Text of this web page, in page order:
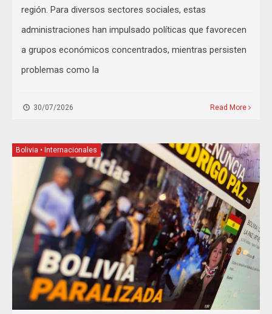
región. Para diversos sectores sociales, estas
administraciones han impulsado políticas que favorecen
a grupos económicos concentrados, mientras persisten
problemas como la
30/07/2026 Read More
Bolivia • Internacionales